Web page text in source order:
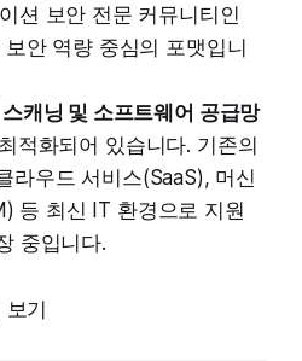
션 보안 전문 커뮤니티인
안 역량 중심의 포맷입니
캐닝 및 소프트웨어 공급망
적화되어 있습니다. 기존의
라우드 서비스(SaaS), 머신
등 최신 IT 환경으로 지원
중입니다.
기